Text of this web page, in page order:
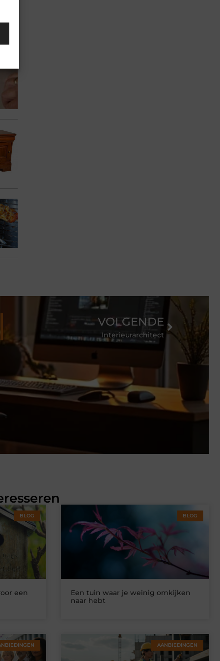
VOLGENDE
Interieurarchitect
BLOG
een
BLOG
Een tuin waar je weinig omkijken
naar hebt
AANBIEDINGEN